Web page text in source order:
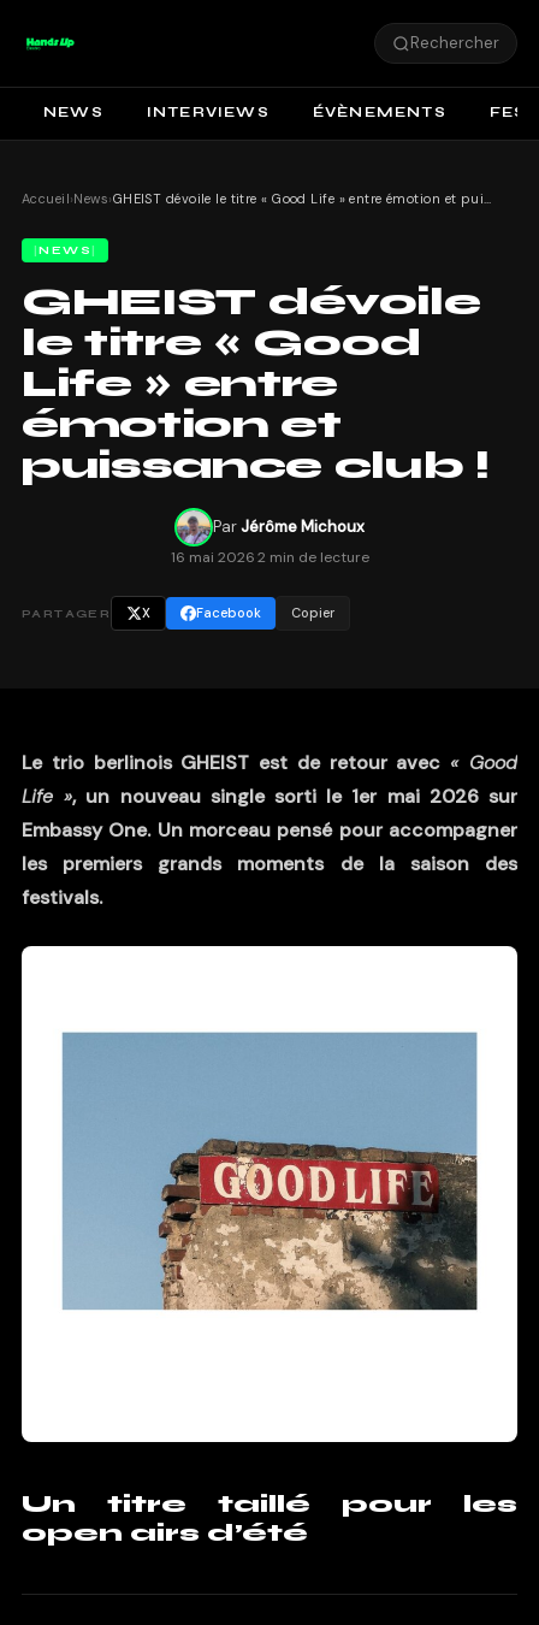
Rechercher
NEWS INTERVIEWS ÉVÈNEMENTS
Accueil›News› GHEIST dévoile le titre « Good Life » entre émotion et puissance club !
NEWS
GHEIST dévoile
le titre « Good
Life » entre
émotion et
puissance club !
ParJérôme Michoux
16 mai 20262 min de lecture
PARTAGER X Facebook Copier
Le trio berlinois GHEIST est de retour avec « Good
Life », un nouveau single sorti le 1er mai 2026 sur
Embassy One. Un morceau pensé pour accompagner
les premiers grands moments de la saison des
festivals.
Un titre taillé pour les
open airs d’été